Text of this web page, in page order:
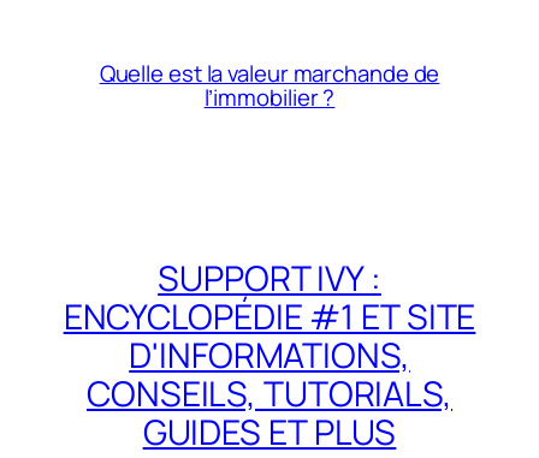
Quelle est la valeur marchande de
l’immobilier ?
SUPPORT IVY :
ENCYCLOPÉDIE #1 ET SITE
D'INFORMATIONS,
CONSEILS, TUTORIALS,
GUIDES ET PLUS